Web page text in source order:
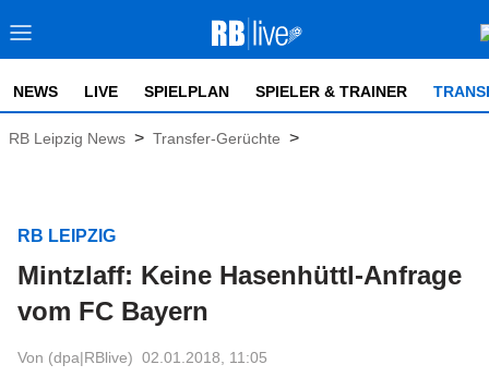
NEWS LIVE SPIELPLAN SPIELER & TRAINER
RB Leipzig News > Transfer-Gerüchte >
RB LEIPZIG
Mintzlaff: Keine Hasenhüttl-Anfrage
vom FC Bayern
Von (dpa|RBlive) 02.01.2018, 11:05